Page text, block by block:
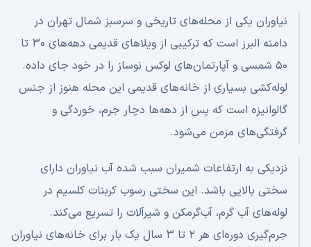
نیاوران یکی از محله‌های تاریخی و سرسبز شمال تهران در
دامنه البرز است که ترکیبی از ویلاهای قدیمی دهه‌های ۳۰ تا
۵۰ شمسی و آپارتمان‌های لوکس نوساز را در خود جای داده.
لوله‌کشی بسیاری از خانه‌های قدیمی این محله هنوز از جنس
گالوانیزه است که پس از دهه‌ها دچار جرم، خوردگی و
گرفتگی‌های مزمن می‌شود.
نزدیکی به ارتفاعات شمیران سبب شده آب نیاوران دارای
سختی بالایی باشد. این سختی رسوب کربنات کلسیم در
لوله‌های آب گرم، آب‌گرمکن و شیرآلات را تسریع می‌کند.
جرم‌گیری دوره‌ای هر ۲ تا ۳ سال یک بار برای خانه‌های نیاوران